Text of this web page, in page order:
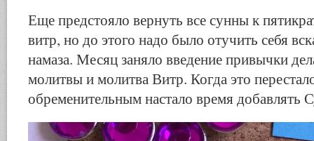
Еще предстояло вернуть все сунны к
витр, но до этого надо было отучить себя
намаза. Месяц заняло введение привычки
молитвы и молитва Витр. Когда это
обременительным настало время добавлять